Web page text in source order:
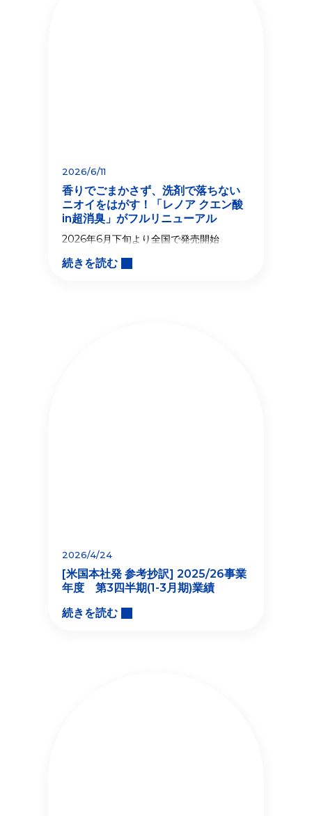
2026/6/11
香りでごまかさず、洗剤で落ちない
ニオイをはがす！「レノア クエン酸
in超消臭」がフルリニューアル
2026年6月下旬より全国で発売開始
続きを読む
2026/4/24
[米国本社発 参考抄訳] 2025/26事業
年度 第3四半期(1-3月期)業績
続きを読む